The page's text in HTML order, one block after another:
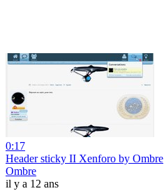
0:17
Header sticky II Xenforo by Ombre
Ombre
il y a 12 ans